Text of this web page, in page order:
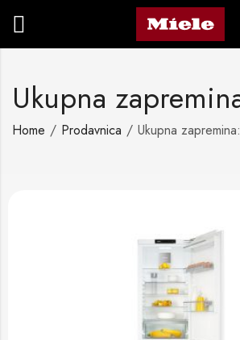
Ukupna
Home Prodavnica Ukupna